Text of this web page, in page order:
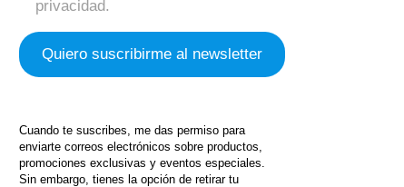
privacidad.
Cuando te suscribes, me das permiso para
enviarte correos electrónicos sobre productos,
promociones exclusivas y eventos especiales.
Sin embargo, tienes la opción de retirar tu